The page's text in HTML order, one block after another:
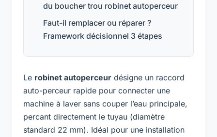
du boucher trou robinet autoperceur
Faut-il remplacer ou réparer ?
Framework décisionnel 3 étapes
Le robinet autoperceur désigne un raccord
auto-perceur rapide pour connecter une
machine à laver sans couper l’eau principale,
percant directement le tuyau (diamètre
standard 22 mm). Idéal pour une installation